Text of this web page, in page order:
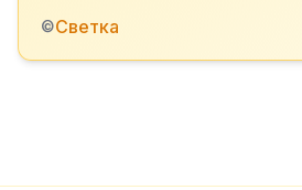
©Светка